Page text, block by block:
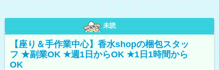
未読
【座り＆手作業中心】香水shopの梱包スタッ
フ ★副業OK ★週1日からOK ★1日1時間から
OK